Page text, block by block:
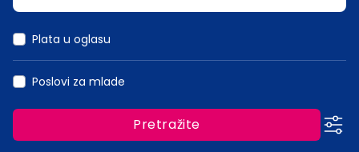
Plata u oglasu
Poslovi za mlade
Pretražite